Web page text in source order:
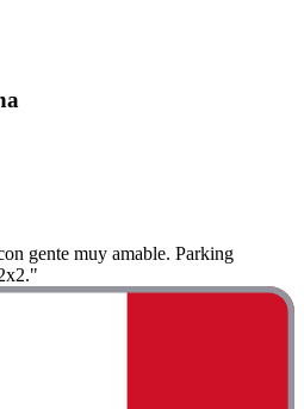
gente muy amable. Parking